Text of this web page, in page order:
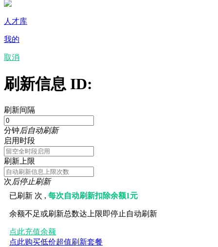
人才库
我的
取消
刷新信息 ID:
刷新间隔
分钟后自动刷新
启用时段
刷新上限
次后停止刷新
已刷新 次 ,每次自动刷新扣除余额1元
余额不足或刷新总数达上限即停止自动刷新
点此充值余额
点此购买低价超值刷新套餐